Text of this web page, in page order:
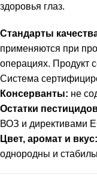
здоровья глаз.
Стандарты
применяются при
операциях. Продукт
Система
Консерванты: не
Остатки
ВОЗ и директивами
Цвет, аромат и вкус:
однородны и